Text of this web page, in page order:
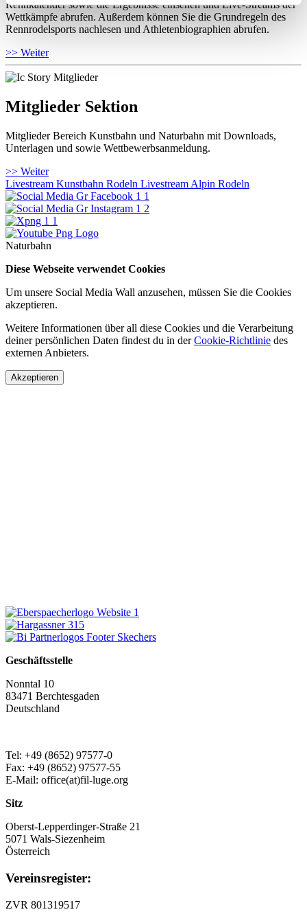
Rennkalender sowie die Ergebnisse einsehen und Live-Streams der
Wettkämpfe abrufen. Außerdem können Sie die Grundregeln des
Rennrodelsports nachlesen und Athletenbiographien abrufen.
>> Weiter
Mitglieder Sektion
Mitglieder Bereich Kunstbahn und Naturbahn mit Downloads,
Unterlagen und sowie Wettbewerbsanmeldung.
>> Weiter
Livestream Kunstbahn Rodeln Livestream Alpin Rodeln
Naturbahn
Diese Webseite verwendet Cookies
Um unsere Social Media Wall anzusehen, müssen Sie die Cookies
akzeptieren.
Weitere Informationen über all diese Cookies und die Verarbeitung
deiner persönlichen Daten findest du in derCookie-Richtlinie des
externen Anbieters.
Akzeptieren
Geschäftsstelle
Nonntal 10
83471 Berchtesgaden
Deutschland
Tel: +49 (8652) 97577-0
Fax: +49 (8652) 97577-55
E-Mail: office(at)fil-luge.org
Sitz
Oberst-Lepperdinger-Straße 21
5071 Wals-Siezenheim
Österreich
Vereinsregister:
ZVR 801319517